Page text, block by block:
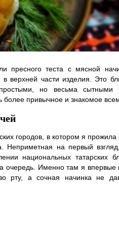
теста с мясной
в верхней части изделия. Это
но весьма
более привычное и знакомое
городов, в котором я прожила
на первый
национальных татарских
очередь. Именно там я впервые
рту, а сочная начинка не